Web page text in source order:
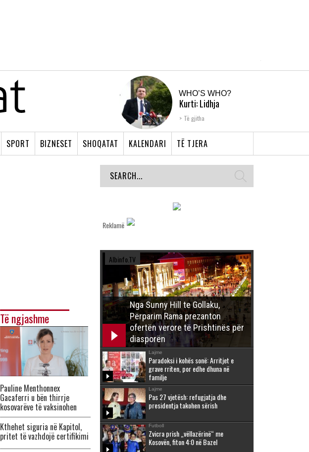
WHO’S WHO?
Kurti: Lidhja
Shqiptare e Prizrenit,
Të gjitha
SPORT BIZNESET SHOQATAT KALENDARI TË TJERA
Të ngjashme
Pauline Menthonnex
Gacaferri u bën thirrje
kosovarëve të vaksinohen
Kthehet siguria në Kapitol,
pritet të vazhdojë certifikimi
Reklamë
Albinfo.TV
Nga Sunny Hill te Gollaku,
Përparim Rama prezanton
ofertën verore të Prishtinës për
diasporën
Lajme
Paradoksi i kohës sonë: Arritjet e
grave rriten, por edhe dhuna në
familje
Lajme
Pas 27 vjetësh: refugjatja dhe
presidentja takohen sërish
Futboll
Zvicra prish „vëllazërinë“ me
Kosovën, fiton 4:0 në Bazel